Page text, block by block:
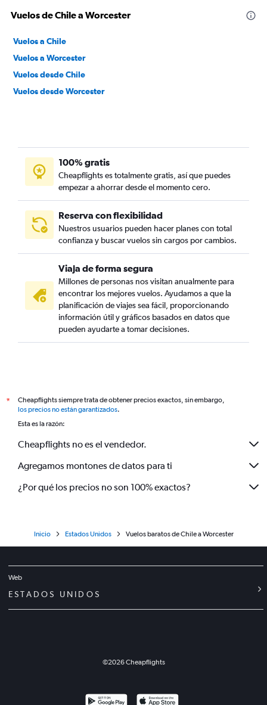
Vuelos de Chile a Worcester
Vuelos a Chile
Vuelos a Worcester
Vuelos desde Chile
Vuelos desde Worcester
100% gratis
Cheapflights es totalmente gratis, así que puedes
empezar a ahorrar desde el momento cero.
Reserva con flexibilidad
Nuestros usuarios pueden hacer planes con total
confianza y buscar vuelos sin cargos por cambios.
Viaja de forma segura
Millones de personas nos visitan anualmente para
encontrar los mejores vuelos. Ayudamos a que la
planificación de viajes sea fácil, proporcionando
información útil y gráficos basados en datos que
pueden ayudarte a tomar decisiones.
*
Cheapflights siempre trata de obtener precios exactos, sin embargo,
los precios no están garantizados.
Esta es la razón:
Cheapflights no es el vendedor.
Agregamos montones de datos para ti
¿Por qué los precios no son 100% exactos?
Inicio Estados Unidos Vuelos baratos de Chile a Worcester
Web
ESTADOS UNIDOS
©2026Cheapflights